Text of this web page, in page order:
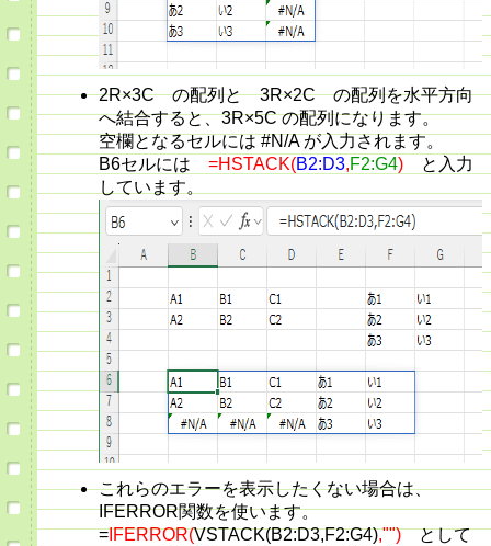
2R×3C の配列と 3R×2C の配列を水平方向
へ結合すると、3R×5C の配列になります。
空欄となるセルには #N/A が入力されます。
B6セルには =HSTACK(B2:D3,F2:G4) と入力
しています。
これらのエラーを表示したくない場合は、
IFERROR関数を使います。
=IFERROR(VSTACK(B2:D3,F2:G4),"")として